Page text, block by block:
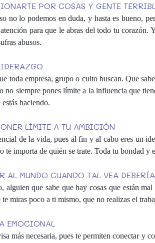
POR COSAS Y GENTE
no lo podemos en duda, y hasta es bueno,
para que le abras del todo tu
abusos.
toda empresa, grupo o culto buscan. Que
no siempre pones límite a la influencia que
haciendo.
LÍMITE A TU AMBICIÓN
de la vida, pues al fin y al cabo eres un
importa de quién se trate. Toda tu bondad y
AL MUNDO CUANDO TAL VEA
alguien que sabe que hay cosas que están
miras poco a ti mismo, que no realizas el
EMOCIONAL
más necesaria, pues te permiten conectar y